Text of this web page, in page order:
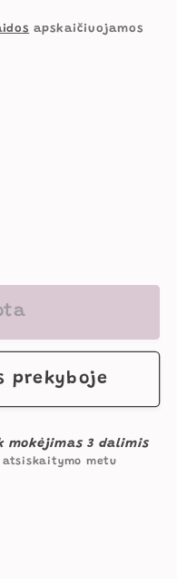
apskaičiuojamos
prekyboje
mokėjimas 3 dalimis
atsiskaitymo metu